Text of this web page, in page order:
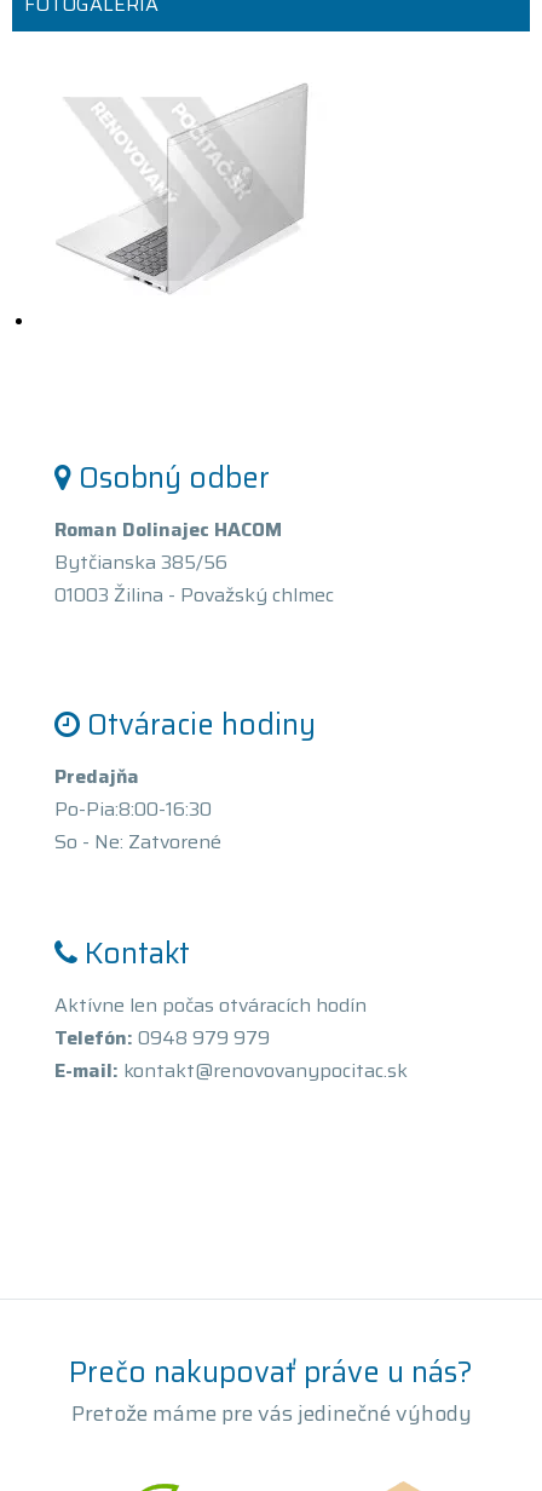
Osobný odber
Roman Dolinajec HACOM
Bytčianska 385/56
01003 Žilina - Považský chlmec
Otváracie hodiny
Predajňa
Po-Pia:8:00-16:30
So - Ne: Zatvorené
Kontakt
Aktívne len počas otváracích hodín
Telefón: 0948 979 979
E-mail: kontakt@renovovanypocitac.sk
Prečo nakupovať práve u nás?
Pretože máme pre vás jedinečné výhody